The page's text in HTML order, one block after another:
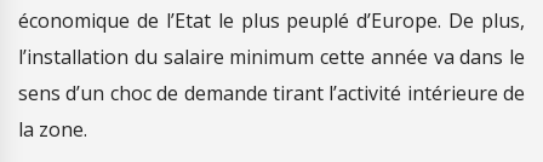
économique de l’Etat le plus peuplé d’Europe. De plus,
l’installation du salaire minimum cette année va dans le
sens d’un choc de demande tirant l’activité intérieure de
la zone.